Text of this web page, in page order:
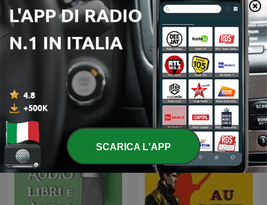
Este episodio presenta una serie de relatos de terror basados en hechos reales. La primera parte explora encuentros con criaturas marinas, presencias bajo el agua y visiones paranormales en el mar. Posteriormente, la narrativa se traslada a Cancún en el año 2001, donde un encuentro con un niño construyendo un castillo de arena revela una naturaleza sobrenatural y aterradora.
05 Ago 2026
Mostra più episodi
Altri podcast di genere Narrativa
Vedi tutti
SCARICA L'APP